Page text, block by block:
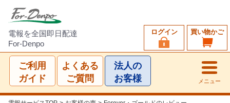
電報を全国即日配達
For-Denpo
買い物かご
ログイン
ご利用
ガイド
よくある
ご質問
法人の
お客様
メニュー